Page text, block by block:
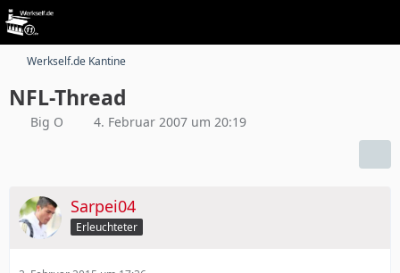
Werkself.de Kantine
NFL-Thread
Big O 4. Februar 2007 um 20:19
Sarpei04
Erleuchteter